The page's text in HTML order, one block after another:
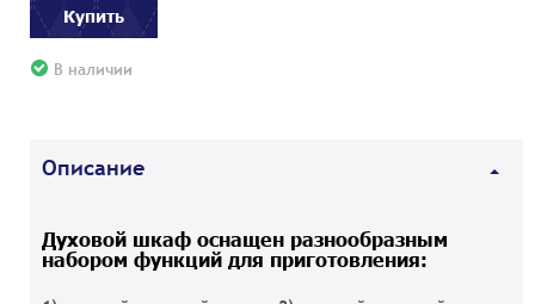
Купить
В наличии
Описание
Духовой шкаф оснащен разнообразным
набором функций для приготовления: